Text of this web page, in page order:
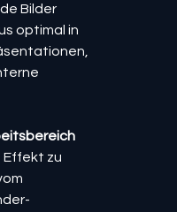
Bilder
optimal in
Effekt zu